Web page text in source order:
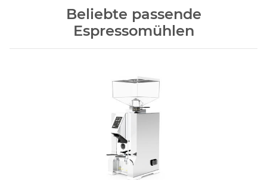
Beliebte passende
Espressomühlen